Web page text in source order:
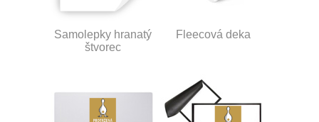
Samolepky hranatý
štvorec
Fleecová deka